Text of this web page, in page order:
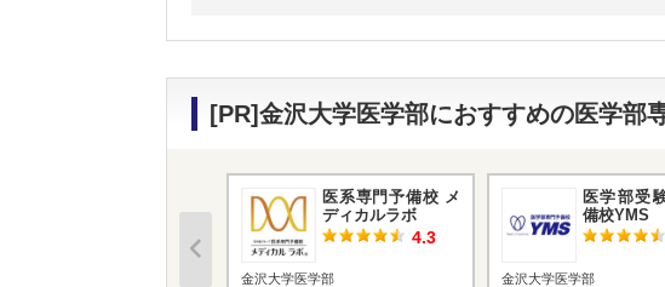
[PR]金沢大学医学部におすすめの医学部
医系専門予備校 メ
ディカルラボ
4.3
金沢大学医学部
医学部受
備校YMS
金沢大学医学部